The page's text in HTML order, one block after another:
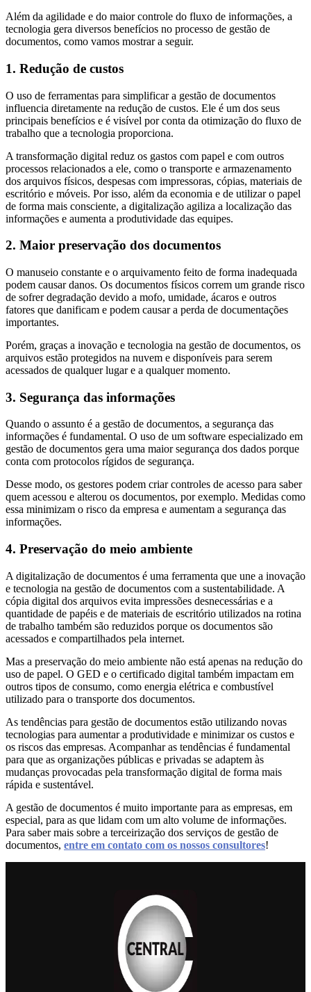
Além da agilidade e do maior controle do fluxo de informações, a
tecnologia gera diversos benefícios no processo de gestão de
documentos, como vamos mostrar a seguir.
1. Redução de custos
O uso de ferramentas para simplificar a gestão de documentos
influencia diretamente na redução de custos. Ele é um dos seus
principais benefícios e é visível por conta da otimização do fluxo de
trabalho que a tecnologia proporciona.
A transformação digital reduz os gastos com papel e com outros
processos relacionados a ele, como o transporte e armazenamento
dos arquivos físicos, despesas com impressoras, cópias, materiais de
escritório e móveis. Por isso, além da economia e de utilizar o papel
de forma mais consciente, a digitalização agiliza a localização das
informações e aumenta a produtividade das equipes.
2. Maior preservação dos documentos
O manuseio constante e o arquivamento feito de forma inadequada
podem causar danos. Os documentos físicos correm um grande risco
de sofrer degradação devido a mofo, umidade, ácaros e outros
fatores que danificam e podem causar a perda de documentações
importantes.
Porém, graças a inovação e tecnologia na gestão de documentos, os
arquivos estão protegidos na nuvem e disponíveis para serem
acessados de qualquer lugar e a qualquer momento.
3. Segurança das informações
Quando o assunto é a gestão de documentos, a segurança das
informações é fundamental. O uso de um software especializado em
gestão de documentos gera uma maior segurança dos dados porque
conta com protocolos rígidos de segurança.
Desse modo, os gestores podem criar controles de acesso para saber
quem acessou e alterou os documentos, por exemplo. Medidas como
essa minimizam o risco da empresa e aumentam a segurança das
informações.
4. Preservação do meio ambiente
A digitalização de documentos é uma ferramenta que une a inovação
e tecnologia na gestão de documentos com a sustentabilidade. A
cópia digital dos arquivos evita impressões desnecessárias e a
quantidade de papéis e de materiais de escritório utilizados na rotina
de trabalho também são reduzidos porque os documentos são
acessados e compartilhados pela internet.
Mas a preservação do meio ambiente não está apenas na redução do
uso de papel. O GED e o certificado digital também impactam em
outros tipos de consumo, como energia elétrica e combustível
utilizado para o transporte dos documentos.
As tendências para gestão de documentos estão utilizando novas
tecnologias para aumentar a produtividade e minimizar os custos e
os riscos das empresas. Acompanhar as tendências é fundamental
para que as organizações públicas e privadas se adaptem às
mudanças provocadas pela transformação digital de forma mais
rápida e sustentável.
A gestão de documentos é muito importante para as empresas, em
especial, para as que lidam com um alto volume de informações.
Para saber mais sobre a terceirização dos serviços de gestão de
documentos, entre em contato com os nossos consultores!